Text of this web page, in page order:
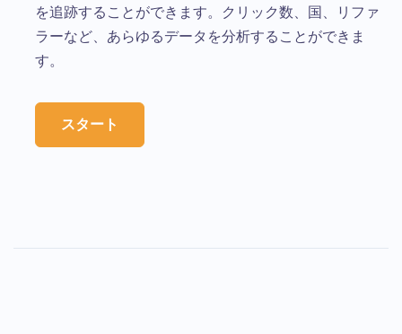
を追跡することができます。クリック数、国、リファ
ラーなど、あらゆるデータを分析することができま
す。
スタート